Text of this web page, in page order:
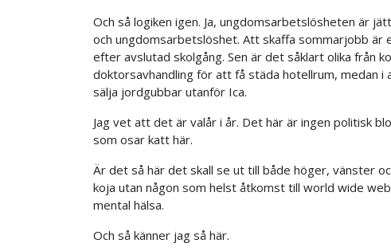
Och så logiken igen. Ja, ungdomsarbetslösheten är
och ungdomsarbetslöshet. Att skaffa sommarjobb
efter avslutad skolgång. Sen är det såklart olika från
doktorsavhandling för att få städa hotellrum, medan
sälja jordgubbar utanför Ica.
Jag vet att det är valår i år. Det här är ingen politisk
som osar katt här.
Är det så här det skall se ut till både höger, vänster
koja utan någon som helst åtkomst till world wide
mental hälsa.
Och så känner jag så här.